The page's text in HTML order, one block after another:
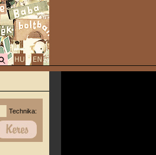
Technika: